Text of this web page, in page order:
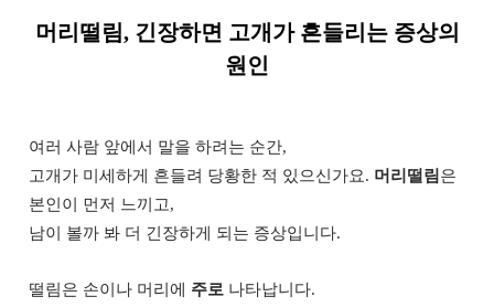
머리떨림, 긴장하면 고개가 흔들리는 증상의
원인
여러 사람 앞에서 말을 하려는 순간,
고개가 미세하게 흔들려 당황한 적 있으신가요. 머리떨림 은
본인이 먼저 느끼고,
남이 볼까 봐 더 긴장하게 되는 증상입니다.
떨림은 손이나 머리에 주로 나타납니다.